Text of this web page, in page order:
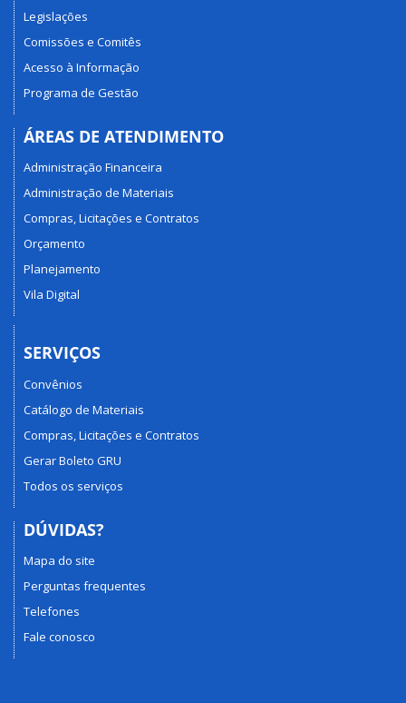
Legislações
Comissões e Comitês
Acesso à Informação
Programa de Gestão
ÁREAS DE ATENDIMENTO
Administração Financeira
Administração de Materiais
Compras, Licitações e Contratos
Orçamento
Planejamento
Vila Digital
SERVIÇOS
Convênios
Catálogo de Materiais
Compras, Licitações e Contratos
Gerar Boleto GRU
Todos os serviços
DÚVIDAS?
Mapa do site
Perguntas frequentes
Telefones
Fale conosco